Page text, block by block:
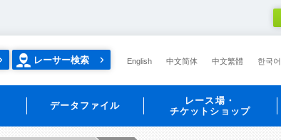
レーサー検索 English 中文简体 中文繁體 한국어
データファイル
レース場・
チケットショップ